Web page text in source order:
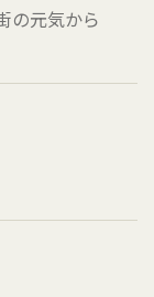
の元気から